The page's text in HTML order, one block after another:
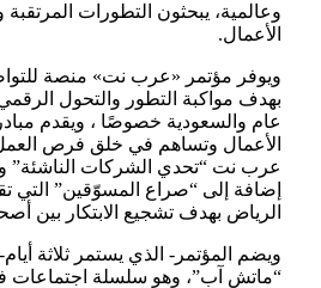
وعالمية، يبحثون التطورات
الأعمال.
ويوفر مؤتمر «عرب نت» منصة
بهدف مواكبة التطور والتحول
عام والسعودية خصوصًا ، ويقدم
الأعمال وتساهم في خلق فرص
عرب نت “تحدي الشركات الناشئة”
إضافة إلى “صراع المسوّقين” التي
الرياض بهدف تشجيع الابتكار بين
ويضم المؤتمر- الذي يستمر ثلاثة
“ماتش آب”، وهو سلسلة اجتماعات